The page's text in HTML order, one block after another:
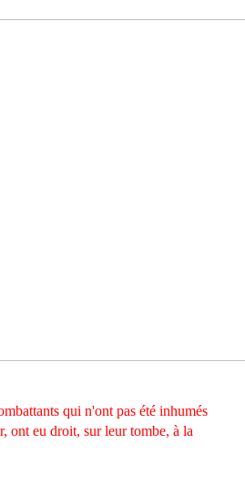
qui n'ont pas été inhumés
ont eu droit, sur leur tombe, à la